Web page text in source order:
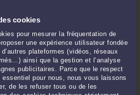
cookies
pour mesurer la fréquentation de
une expérience utilisateur fondée
plateformes (vidéos, réseaux
ainsi que la gestion et l’analyse
publicitaires. Parce que le respect
pour nous, nous vous laissons
de les refuser tous ou de les
AU DROIT :
Gaulle